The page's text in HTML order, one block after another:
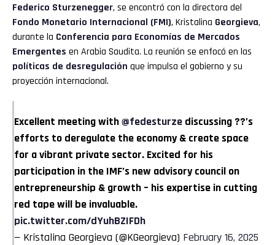
Federico Sturzenegger, se encontró con la directora del
Fondo Monetario Internacional (FMI), Kristalina Georgieva,
durante la Conferencia para Economías de Mercados
Emergentes en Arabia Saudita. La reunión se enfocó en las
políticas de desregulación que impulsa el gobierno y su
proyección internacional.
Excellent meeting with@fedesturze discussing ??’s
efforts to deregulate the economy & create space
for a vibrant private sector. Excited for his
participation in the IMF’s new advisory council on
entrepreneurship & growth – his expertise in cutting
red tape will be invaluable.
pic.twitter.com/dYuhBZIFDh
— Kristalina Georgieva (@KGeorgieva) February 16, 2025